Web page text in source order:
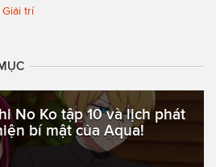
Giải trí
No Ko tập 10 và lịch phát
bí mật của Aqua!